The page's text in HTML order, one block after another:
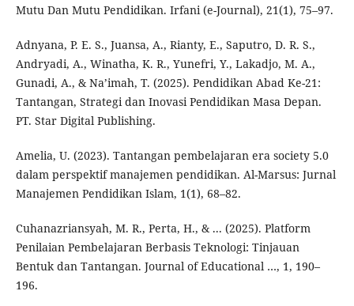
Mutu Dan Mutu Pendidikan. Irfani (e-Journal), 21(1), 75–97.
Adnyana, P. E. S., Juansa, A., Rianty, E., Saputro, D. R. S.,
Andryadi, A., Winatha, K. R., Yunefri, Y., Lakadjo, M. A.,
Gunadi, A., & Na’imah, T. (2025). Pendidikan Abad Ke-21:
Tantangan, Strategi dan Inovasi Pendidikan Masa Depan.
PT. Star Digital Publishing.
Amelia, U. (2023). Tantangan pembelajaran era society 5.0
dalam perspektif manajemen pendidikan. Al-Marsus: Jurnal
Manajemen Pendidikan Islam, 1(1), 68–82.
Cuhanazriansyah, M. R., Perta, H., & ... (2025). Platform
Penilaian Pembelajaran Berbasis Teknologi: Tinjauan
Bentuk dan Tantangan. Journal of Educational …, 1, 190–
196.